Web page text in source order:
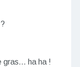
gras… ha ha !